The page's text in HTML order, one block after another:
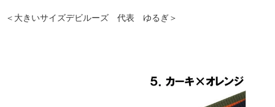
＜大きいサイズデビルーズ 代表 ゆるぎ＞